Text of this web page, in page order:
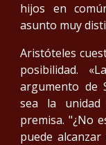
hijos en
asunto muy
Aristóteles
posibilidad.
argumento de
sea la unidad
premisa. "¿No
puede